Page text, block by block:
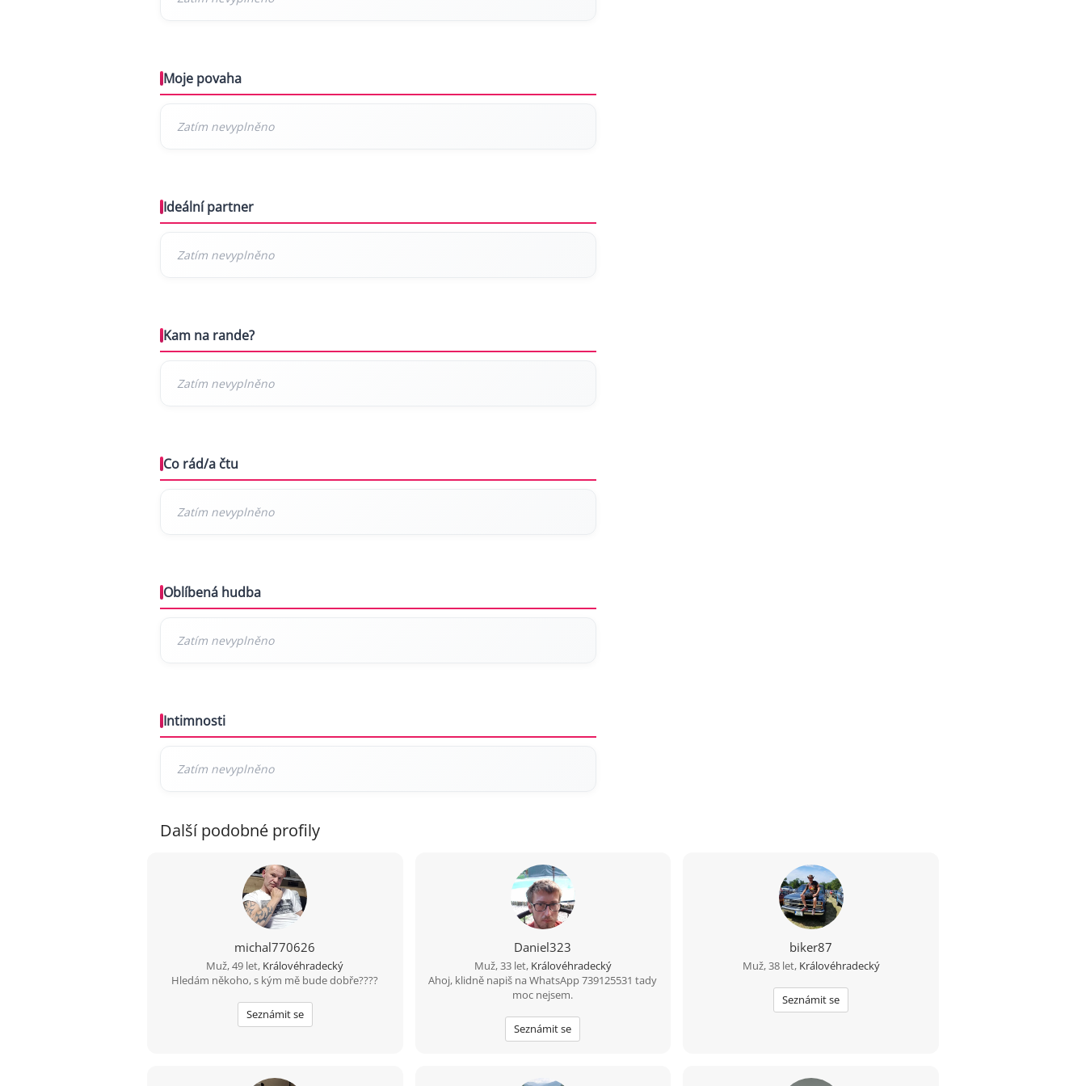
Moje povaha
Ideální partner
Kam na rande?
Co rád/a čtu
Oblíbená hudba
Intimnosti
Další podobné profily
michal770626
Muž, 49 let, Královéhradecký
Hledám někoho, s kým mě bude dobře????
Seznámit se
Daniel323
Muž, 33 let, Královéhradecký
Ahoj, klidně napiš na WhatsApp 739125531 tady
moc nejsem.
Seznámit se
biker87
Muž, 38 let, Královéhradecký
Seznámit se